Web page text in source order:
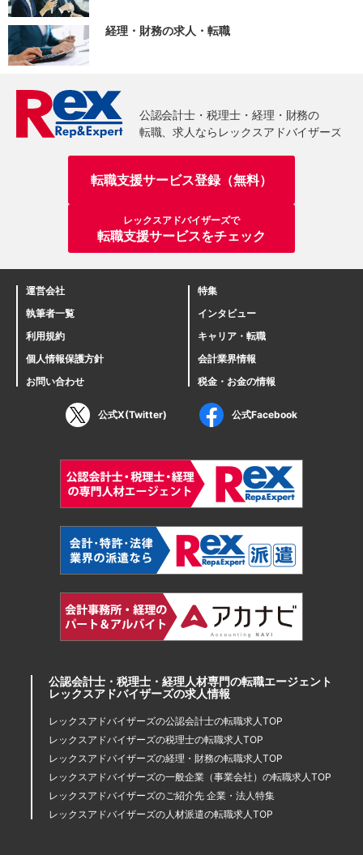
経理・財務の求人・転職
転職支援サービス登録（無料）
レックスアドバイザーズで
転職支援サービスをチェック
運営会社
執筆者一覧
利用規約
個人情報保護方針
お問い合わせ
特集
インタビュー
キャリア・転職
会計業界情報
税金・お金の情報
公式X(Twitter) 公式Facebook
公認会計士・税理士・経理人材専門の転職エージェント
レックスアドバイザーズの求人情報
レックスアドバイザーズの公認会計士の転職求人TOP
レックスアドバイザーズの税理士の転職求人TOP
レックスアドバイザーズの経理・財務の転職求人TOP
レックスアドバイザーズの一般企業（事業会社）の転職求人TOP
レックスアドバイザーズのご紹介先 企業・法人特集
レックスアドバイザーズの人材派遣の転職求人TOP